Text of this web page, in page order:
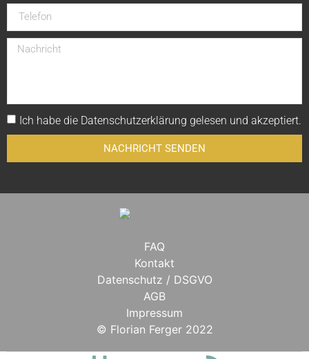
Ich habe die Datenschutzerklärung gelesen und akzeptiert.
NACHRICHT SENDEN
FAQ
Kontakt
Datenschutz / DSGVO
AGB
Impressum
© Florian Ferger 2022
BLEIBE IN